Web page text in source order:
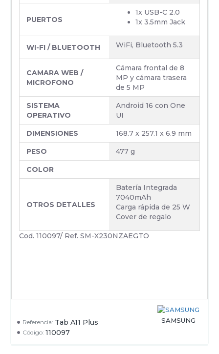
Referencia: Tab A11 Plus
Código: 110097
SAMSUNG
PUERTOS
1x USB-C 2.0
1x 3.5mm Jack
WI-FI / BLUETOOTH WiFi, Bluetooth 5.3
CAMARA WEB /
MICROFONO
Cámara frontal de 8
MP y cámara trasera
de 5 MP
SISTEMA
OPERATIVO
Android 16 con One
UI
DIMENSIONES 168.7 x 257.1 x 6.9 mm
PESO 477 g
COLOR
OTROS DETALLES
Batería Integrada
7040mAh
Carga rápida de 25 W
Cover de regalo
Cod. 110097/ Ref. SM-X230NZAEGTO